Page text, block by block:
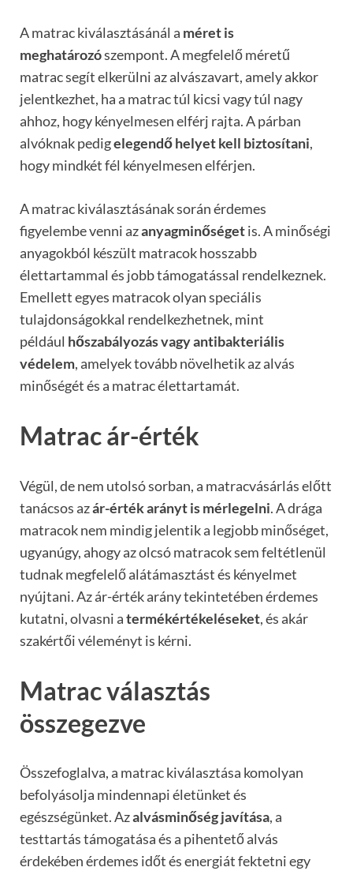
A matrac kiválasztásánál a méret is
meghatározószempont. A megfelelő méretű
matrac segít elkerülni az alvászavart, amely akkor
jelentkezhet, ha a matrac túl kicsi vagy túl nagy
ahhoz, hogy kényelmesen elférj rajta. A párban
alvóknak pedigelegendő helyet kell biztosítani,
hogy mindkét fél kényelmesen elférjen.
A matrac kiválasztásának során érdemes
figyelembe venni azanyagminőségetis. A minőségi
anyagokból készült matracok hosszabb
élettartammal és jobb támogatással rendelkeznek.
Emellett egyes matracok olyan speciális
tulajdonságokkal rendelkezhetnek, mint
például hőszabályozás vagy antibakteriális
védelem, amelyek tovább növelhetik az alvás
minőségét és a matrac élettartamát.
Matrac ár-érték
Végül, de nem utolsó sorban, a matracvásárlás előtt
tanácsos azár-érték arányt is mérlegelni. A drága
matracok nem mindig jelentik a legjobb minőséget,
ugyanúgy, ahogy az olcsó matracok sem feltétlenül
tudnak megfelelő alátámasztást és kényelmet
nyújtani. Az ár-érték arány tekintetében érdemes
kutatni, olvasni atermékértékeléseket, és akár
szakértői véleményt is kérni.
Matrac választás
összegezve
Összefoglalva, a matrac kiválasztása komolyan
befolyásolja mindennapi életünket és
egészségünket. Azalvásminőség javítása, a
testtartás támogatása és a pihentető alvás
érdekében érdemes időt és energiát fektetni egy